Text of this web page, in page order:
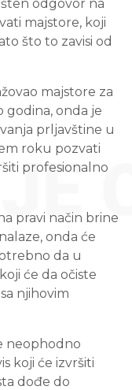
odgovor na
majstore, koji
što to zavisi od
majstore za
onda je
prljavštine u
roku pozvati
profesionalno
pravi način brine
onda će
da u
će da očiste
njihovim
neophodno
koji će izvršiti
dođe do